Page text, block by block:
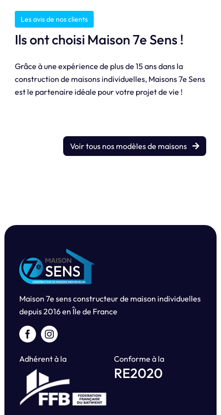
Les avis de nos clients
Ils ont choisi Maison 7e Sens !
Grâce à une expérience de plus de 15 ans dans la
construction de maisons individuelles, Maisons 7e Sens
est le partenaire idéale pour votre projet de vie !
Voir tous nos modèles de maisons
Maison 7e sens constructeur de maison individuelles
depuis2016 en Île de France
Adhérent à la Conforme à la
RE2020